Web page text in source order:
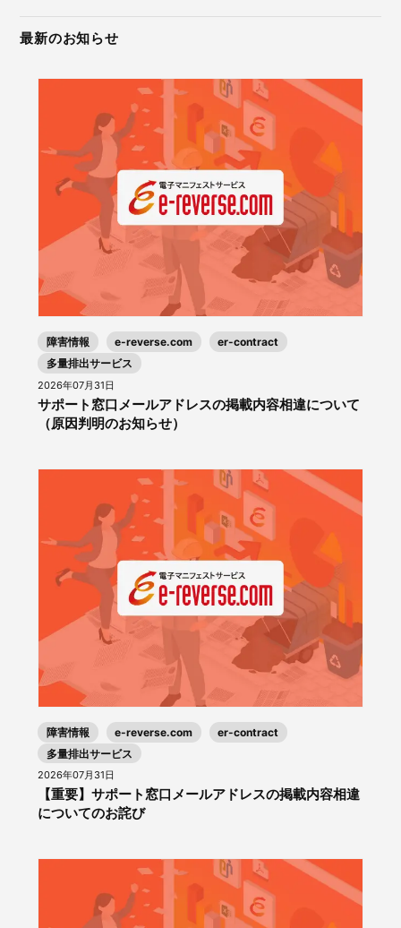
最新のお知らせ
障害情報 e-reverse.com
er-contract
多量排出サービス
2026年07月31日
サポート窓口メールアドレスの掲載内容相違について
（原因判明のお知らせ）
障害情報 e-reverse.com
er-contract
多量排出サービス
2026年07月31日
【重要】サポート窓口メールアドレスの掲載内容相違
についてのお詫び